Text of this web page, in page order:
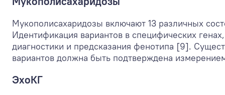
Мукополисахаридозы включают 13 различных
Идентификация вариантов в специфических
диагностики и предсказания фенотипа [9].
вариантов должна быть подтверждена
ЭхоКГ